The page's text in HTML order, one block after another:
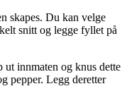
skapes. Du kan velge
snitt og legge fyllet på
innmaten og knus dette
pepper. Legg deretter